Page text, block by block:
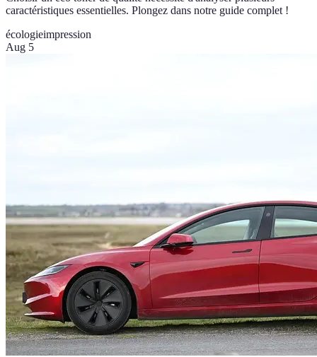
caractéristiques essentielles. Plongez dans notre guide complet !
écologieimpression
Aug 5